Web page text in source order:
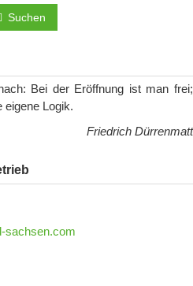
Suchen
Bei der Eröffnung ist man frei;
eigene Logik.
Friedrich Dürrenmatt
sachsen.com